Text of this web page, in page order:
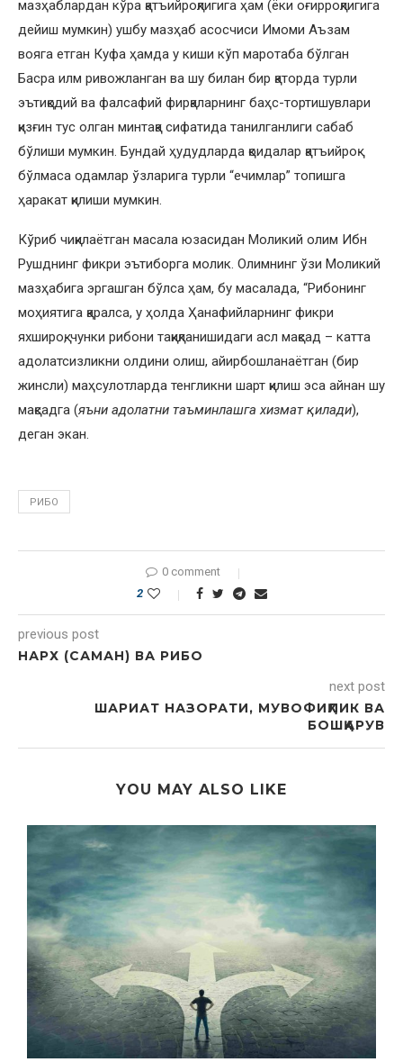
мазҳаблардан кўра қатъийроқлигига ҳам (ёки оғирроқлигига
дейиш мумкин) ушбу мазҳаб асосчиси Имоми Аъзам
вояга етган Куфа ҳамда у киши кўп маротаба бўлган
Басра илм ривожланган ва шу билан бир қаторда турли
эътиқодий ва фалсафий фирқаларнинг баҳс-тортишувлари
қизғин тус олган минтақа сифатида танилганлиги сабаб
бўлиши мумкин. Бундай ҳудудларда қоидалар қатъийроқ
бўлмаса одамлар ўзларига турли “ечимлар” топишга
ҳаракат қилиши мумкин.
Кўриб чиқилаётган масала юзасидан Моликий олим Ибн
Рушднинг фикри эътиборга молик. Олимнинг ўзи Моликий
мазҳабига эргашган бўлса ҳам, бу масалада, “Рибонинг
моҳиятига қаралса, у ҳолда Ҳанафийларнинг фикри
яхшироқ, чунки рибони тақиқланишидаги асл мақсад – катта
адолатсизликни олдини олиш, айирбошланаётган (бир
жинсли) маҳсулотларда тенгликни шарт қилиш эса айнан шу
мақсадга (яъни адолатни таъминлашга хизмат қилади),
деган экан.
РИБО
0 comment
2
previous post
НАРХ (САМАН) ВА РИБО
next post
ШАРИАТ НАЗОРАТИ, МУВОФИҚЛИК ВА
БОШҚАРУВ
YOU MAY ALSO LIKE